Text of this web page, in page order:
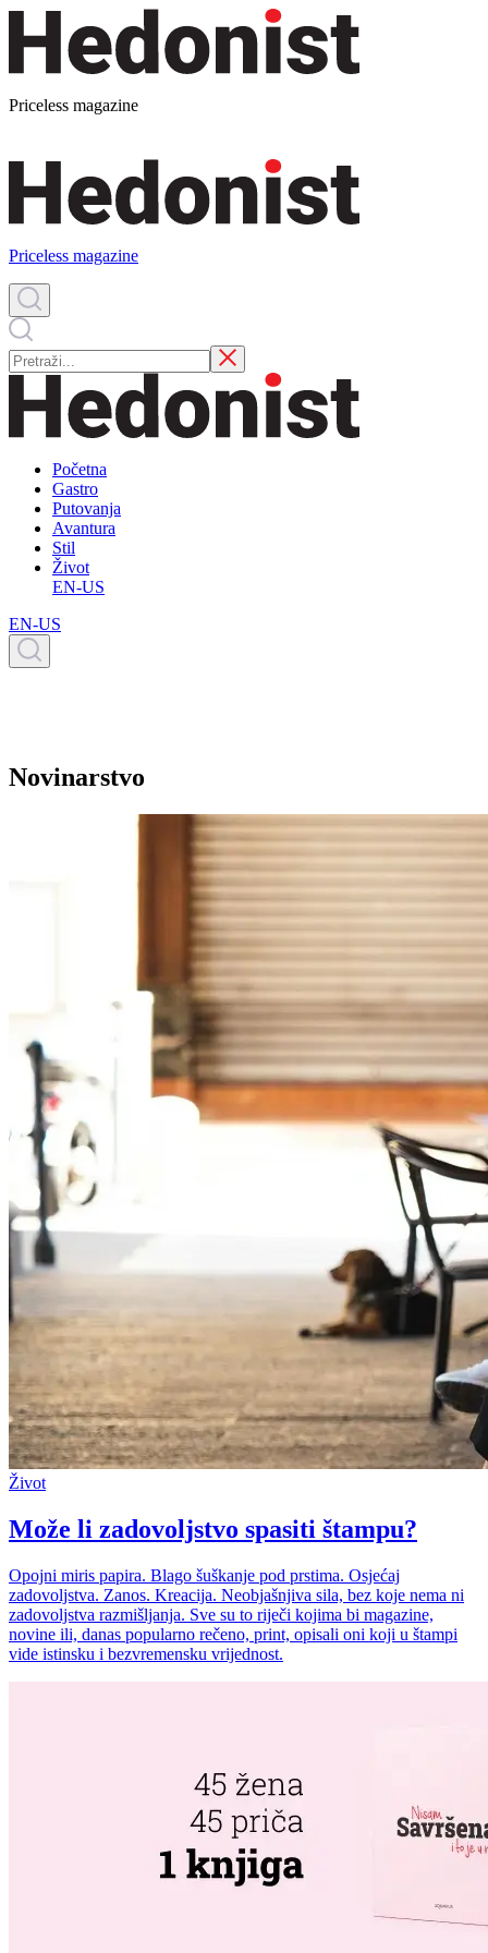
Priceless magazine
Priceless magazine
Početna
Gastro
Putovanja
Avantura
Stil
Život
EN-US
EN-US
Novinarstvo
Život
Može li zadovoljstvo spasiti štampu?
Opojni miris papira. Blago šuškanje pod prstima. Osjećaj
zadovoljstva. Zanos. Kreacija. Neobjašnjiva sila, bez koje nema ni
zadovoljstva razmišljanja. Sve su to riječi kojima bi magazine,
novine ili, danas popularno rečeno, print, opisali oni koji u štampi
vide istinsku i bezvremensku vrijednost.